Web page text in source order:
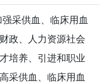
采供血、临床用血
政、人力资源社会
培养、引进和职业
采供血、临床用血